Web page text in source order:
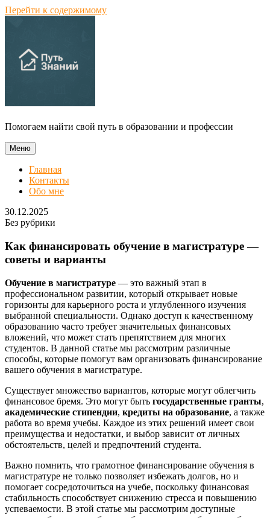
Перейти к содержимому
Помогаем найти свой путь в образовании и профессии
Меню
Главная
Контакты
Обо мне
30.12.2025
Без рубрики
Как финансировать обучение в магистратуре —
советы и варианты
Обучение в магистратуре — это важный этап в
профессиональном развитии, который открывает новые
горизонты для карьерного роста и углубленного изучения
выбранной специальности. Однако доступ к качественному
образованию часто требует значительных финансовых
вложений, что может стать препятствием для многих
студентов. В данной статье мы рассмотрим различные
способы, которые помогут вам организовать финансирование
вашего обучения в магистратуре.
Существует множество вариантов, которые могут облегчить
финансовое бремя. Это могут быть государственные гранты,
академические стипендии, кредиты на образование, а также
работа во время учебы. Каждое из этих решений имеет свои
преимущества и недостатки, и выбор зависит от личных
обстоятельств, целей и предпочтений студента.
Важно помнить, что грамотное финансирование обучения в
магистратуре не только позволяет избежать долгов, но и
помогает сосредоточиться на учебе, поскольку финансовая
стабильность способствует снижению стресса и повышению
успеваемости. В этой статье мы рассмотрим доступные